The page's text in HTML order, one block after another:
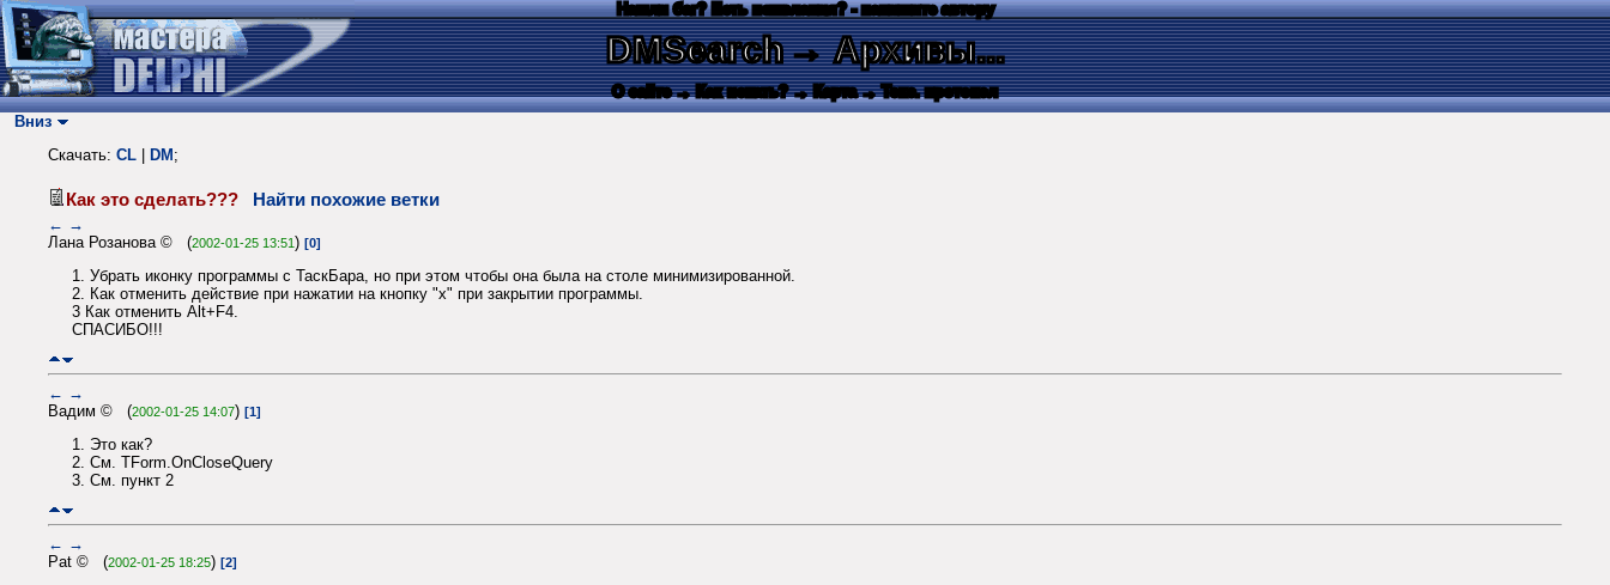
Нашли баг? Есть пожелания? - напишите автору
DMSearch→ Архивы...
О сайте → Как искать? → Карта → Текс. протокол
Вниз
Скачать: CL DM ;
Как это сделать??? Найти похожие ветки
← →
Лана Розанова © (2002-01-25 13:51) [0]
1. Убрать иконку программы с ТаскБара, но при этом чтобы она была на столе минимизированной.
2. Как отменить действие при нажатии на кнопку "х" при закрытии программы.
3 Как отменить Alt+F4.
СПАСИБО!!!
← →
Вадим © (2002-01-25 14:07) [1]
1. Это как?
2. См. TForm.OnCloseQuery
3. См. пункт 2
← →
Pat © (2002-01-25 18:25) [2]